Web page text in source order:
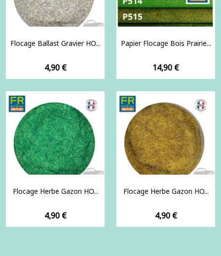
Flocage Ballast Gravier HO...
Prix
4,90 €
Papier Flocage Bois Prairie...
Prix
14,90 €
Flocage Herbe Gazon HO...
Prix
4,90 €
Flocage Herbe Gazon HO...
Prix
4,90 €